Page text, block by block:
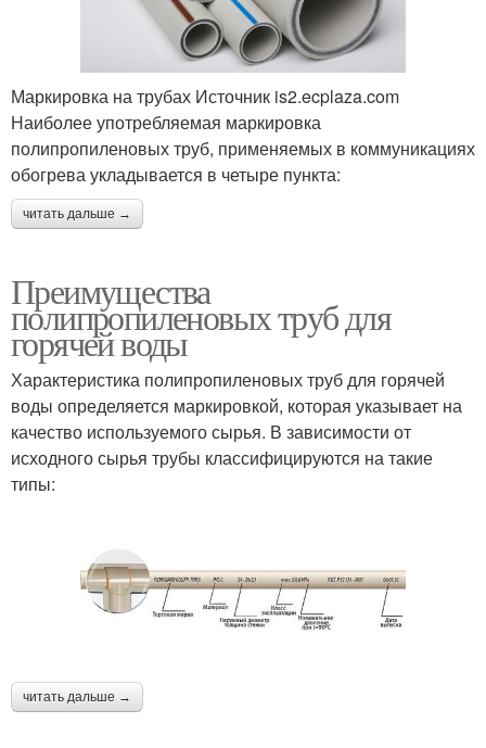
Маркировка на трубах Источник is2.ecplaza.com
Наиболее употребляемая маркировка
полипропиленовых труб, применяемых в коммуникациях
обогрева укладывается в четыре пункта:
читать дальше →
Преимущества
полипропиленовых труб для
горячей воды
Характеристика полипропиленовых труб для горячей
воды определяется маркировкой, которая указывает на
качество используемого сырья. В зависимости от
исходного сырья трубы классифицируются на такие
типы:
читать дальше →